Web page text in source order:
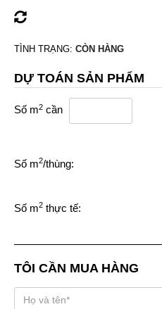
TÌNH TRẠNG: CÒN HÀNG
DỰ TOÁN SẢN PHẨM
Số m2 cần
Số m2/thùng:
Số m2 thực tế:
TÔI CẦN MUA HÀNG